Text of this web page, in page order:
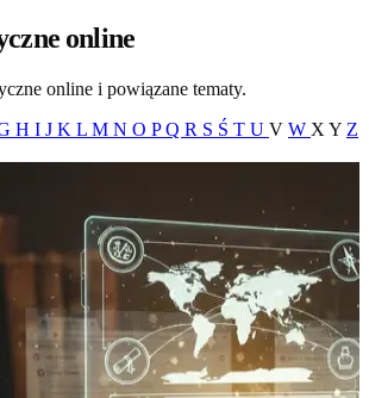
online
online i powiązane tematy.
H I J K L M N O PQ R S Ś T U V W X Y Z